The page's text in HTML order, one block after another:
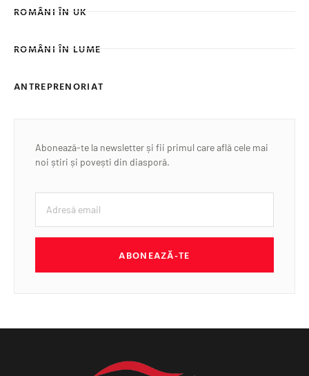
ROMÂNI ÎN UK
ROMÂNI ÎN LUME
ANTREPRENORIAT
Abonează-te la newsletter și fii primul care află cele mai
noi știri și povești din diasporă.
ABONEAZĂ-TE